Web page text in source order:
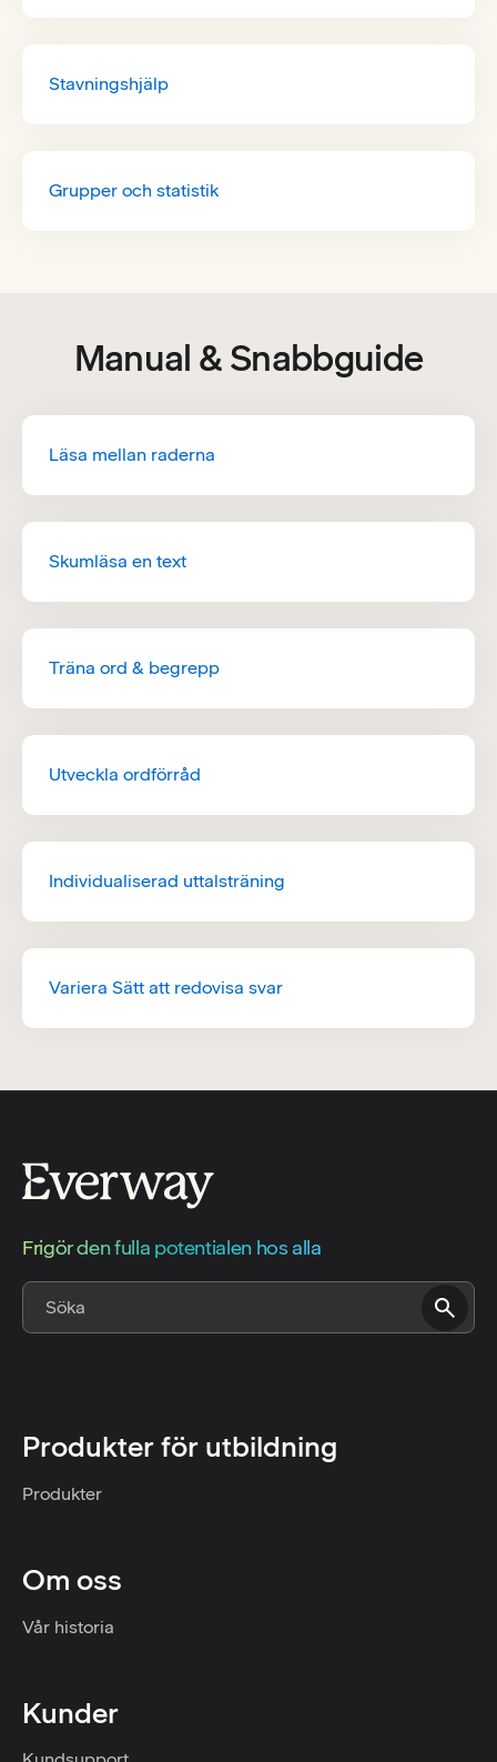
Stavningshjälp
Grupper och statistik
Manual & Snabbguide
Läsa mellan raderna
Skumläsa en text
Träna ord & begrepp
Utveckla ordförråd
Individualiserad uttalsträning
Variera Sätt att redovisa svar
Frigör den fulla potentialen hos alla
Produkter för utbildning
Produkter
Om oss
Vår historia
Kunder